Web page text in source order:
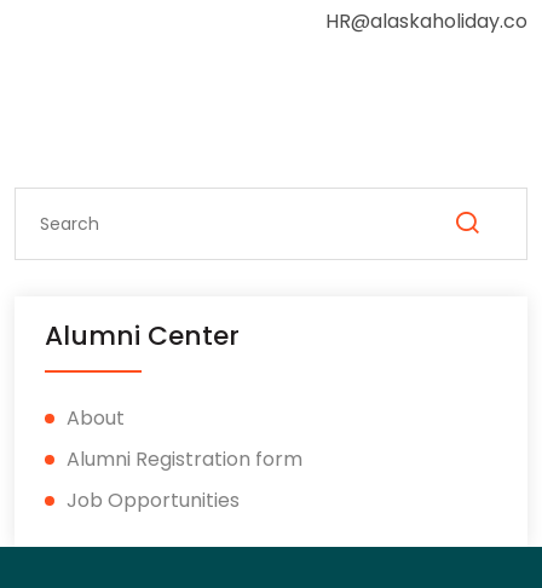
HR@alaskaholiday.co
Alumni Center
About
Alumni Registration form
Job Opportunities